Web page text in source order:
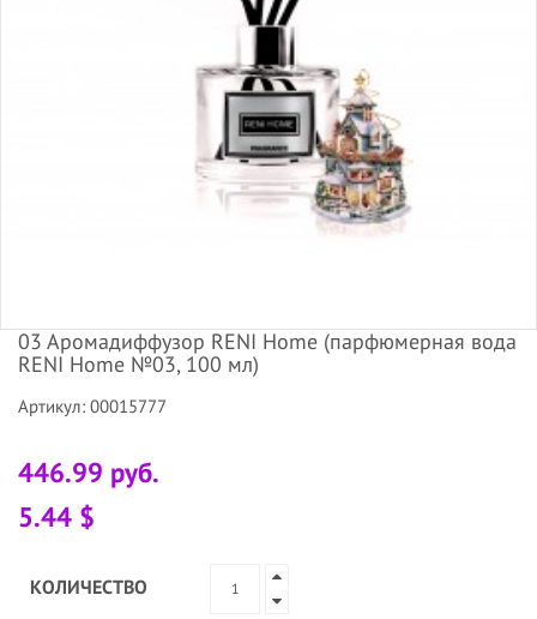
03 Аромадиффузор RENI Home (парфюмерная вода
RENI Home №03, 100 мл)
Артикул: 00015777
446.99 руб.
5.44 $
КОЛИЧЕСТВО